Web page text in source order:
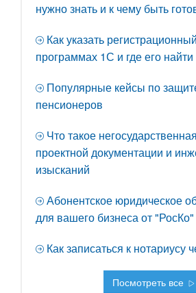
нужно знать и к чему быть
Как указать
программах 1С и где его найти
Популярные кейсы по
пенсионеров
Что такое
проектной документации и
изысканий
Абонентское юридическое
для вашего бизнеса от "РосКо"
Как записаться к нотариусу
Посмотреть все